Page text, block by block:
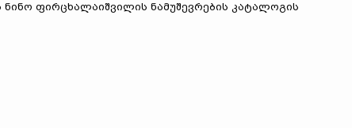
ფირცხალაიშვილის ნამუშევრების კატალოგის